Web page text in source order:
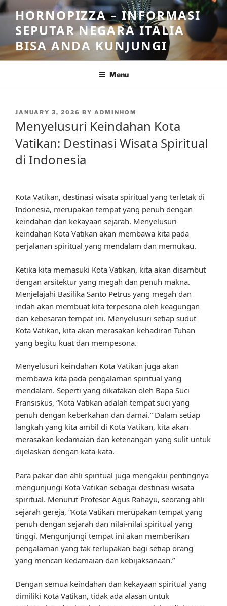
Skip
to
content
HORNOPIZZA – INFORMASI
SEPUTAR NEGARA ITALIA
BISA ANDA KUNJUNGI
Menu
POSTED
JANUARY 3, 2026 BY ADMINHOM
Menyelusuri Keindahan Kota
Vatikan: Destinasi Wisata Spiritual
di Indonesia
Kota Vatikan, destinasi wisata spiritual yang terletak di
Indonesia, merupakan tempat yang penuh dengan
keindahan dan kekayaan sejarah. Menyelusuri
keindahan Kota Vatikan akan membawa kita pada
perjalanan spiritual yang mendalam dan memukau.
Ketika kita memasuki Kota Vatikan, kita akan disambut
dengan arsitektur yang megah dan penuh makna.
Menjelajahi Basilika Santo Petrus yang megah dan
indah akan membuat kita terpesona oleh keagungan
dan kebesaran tempat ini. Menyelusuri setiap sudut
Kota Vatikan, kita akan merasakan kehadiran Tuhan
yang begitu kuat dan mempesona.
Menyelusuri keindahan Kota Vatikan juga akan
membawa kita pada pengalaman spiritual yang
mendalam. Seperti yang dikatakan oleh Bapa Suci
Fransiskus, “Kota Vatikan adalah tempat suci yang
penuh dengan keberkahan dan damai.” Dalam setiap
langkah yang kita ambil di Kota Vatikan, kita akan
merasakan kedamaian dan ketenangan yang sulit untuk
dijelaskan dengan kata-kata.
Para pakar dan ahli spiritual juga mengakui pentingnya
mengunjungi Kota Vatikan sebagai destinasi wisata
spiritual. Menurut Profesor Agus Rahayu, seorang ahli
sejarah gereja, “Kota Vatikan merupakan tempat yang
penuh dengan sejarah dan nilai-nilai spiritual yang
tinggi. Mengunjungi tempat ini akan memberikan
pengalaman yang tak terlupakan bagi setiap orang
yang mencari kedamaian dan kebijaksanaan.”
Dengan semua keindahan dan kekayaan spiritual yang
dimiliki Kota Vatikan, tidak ada alasan untuk